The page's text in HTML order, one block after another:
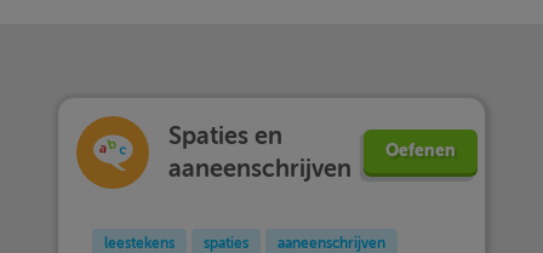
Spaties en
aaneenschrijven
Oefenen
leestekens spaties aaneenschrijven